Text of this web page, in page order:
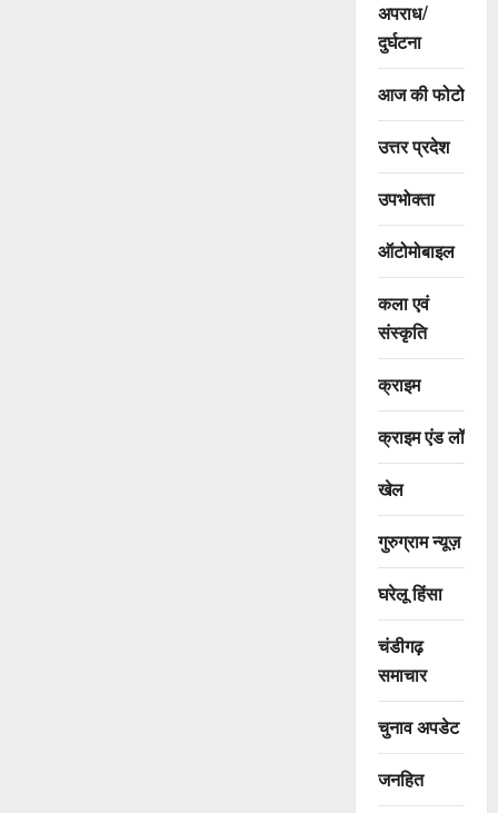
अपराध/
दुर्घटना
आज की फोटो
उत्तर प्रदेश
उपभोक्ता
ऑटोमोबाइल
कला एवं
संस्कृति
क्राइम
क्राइम एंड लॉ
खेल
गुरुग्राम न्यूज़
घरेलू हिंसा
चंडीगढ़
समाचार
चुनाव अपडेट
जनहित